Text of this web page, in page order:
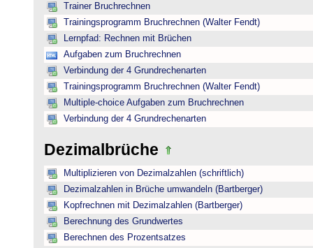
Trainer Bruchrechnen
Trainingsprogramm Bruchrechnen (Walter Fendt)
Lernpfad: Rechnen mit Brüchen
Aufgaben zum Bruchrechnen
Verbindung der 4 Grundrechenarten
Trainingsprogramm Bruchrechnen (Walter Fendt)
Multiple-choice Aufgaben zum Bruchrechnen
Verbindung der 4 Grundrechenarten
Dezimalbrüche
Multiplizieren von Dezimalzahlen (schriftlich)
Dezimalzahlen in Brüche umwandeln (Bartberger)
Kopfrechnen mit Dezimalzahlen (Bartberger)
Berechnung des Grundwertes
Berechnen des Prozentsatzes